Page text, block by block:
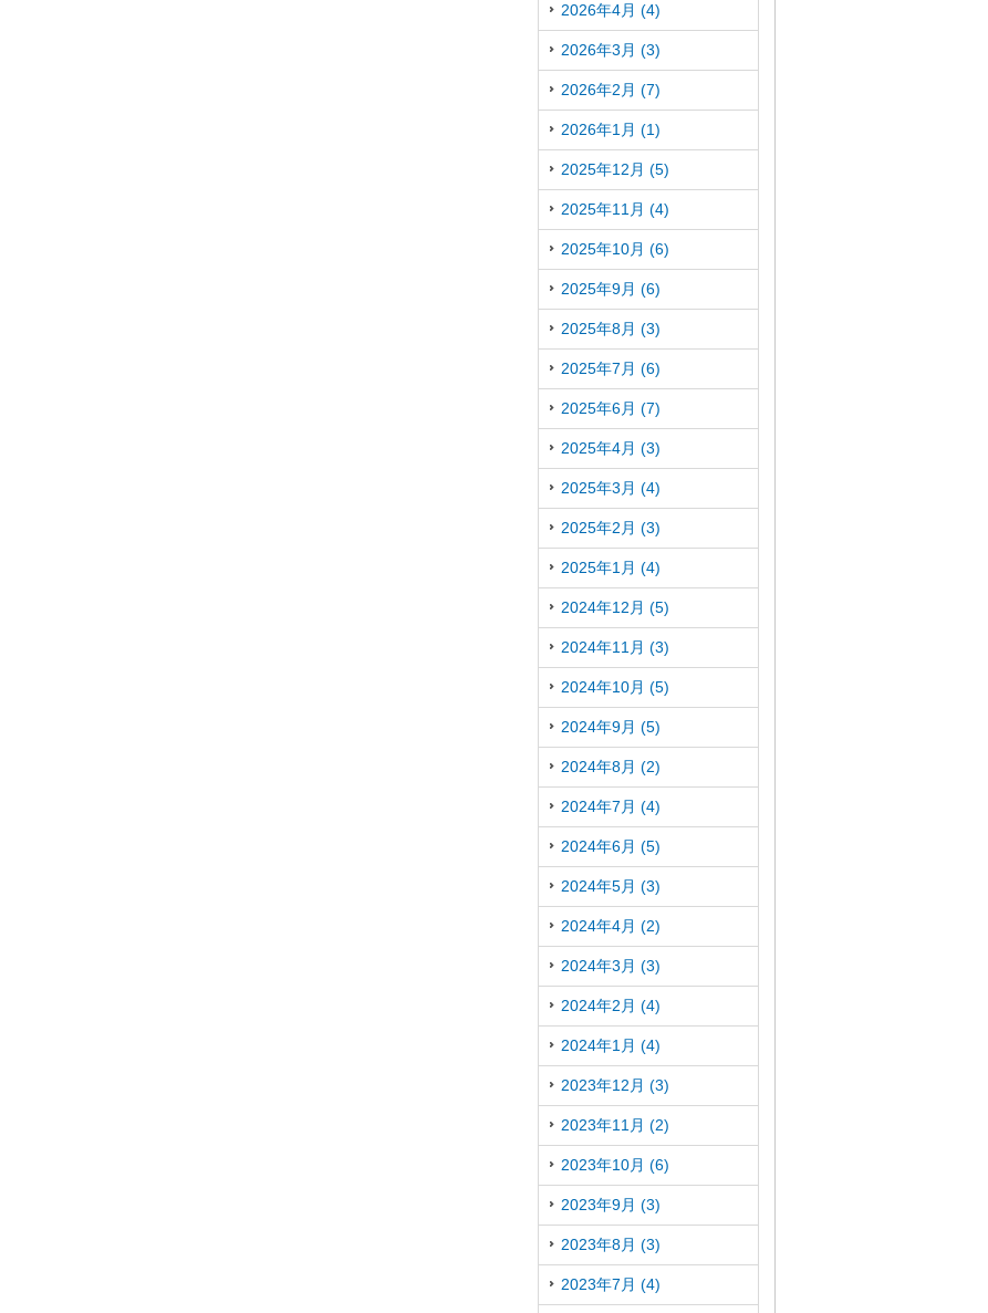
2026年4月 (4)
2026年3月 (3)
2026年2月 (7)
2026年1月 (1)
2025年12月 (5)
2025年11月 (4)
2025年10月 (6)
2025年9月 (6)
2025年8月 (3)
2025年7月 (6)
2025年6月 (7)
2025年4月 (3)
2025年3月 (4)
2025年2月 (3)
2025年1月 (4)
2024年12月 (5)
2024年11月 (3)
2024年10月 (5)
2024年9月 (5)
2024年8月 (2)
2024年7月 (4)
2024年6月 (5)
2024年5月 (3)
2024年4月 (2)
2024年3月 (3)
2024年2月 (4)
2024年1月 (4)
2023年12月 (3)
2023年11月 (2)
2023年10月 (6)
2023年9月 (3)
2023年8月 (3)
2023年7月 (4)